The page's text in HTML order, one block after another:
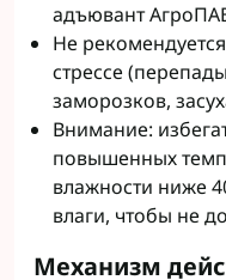
адъювант
Не
стрессе
заморозков,
Внимание:
повышенных
влажности ниже
влаги, чтобы не
Механизм